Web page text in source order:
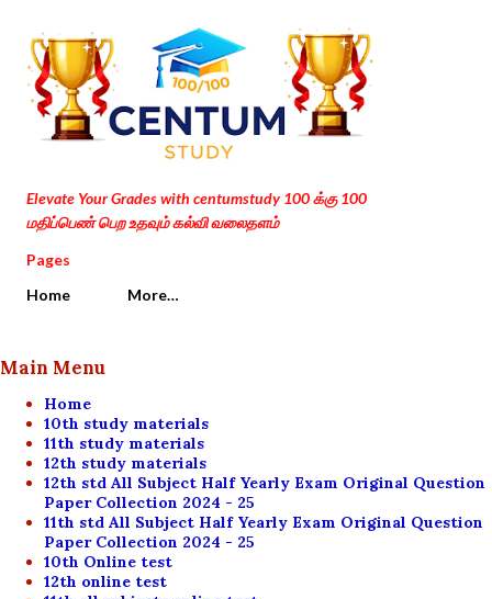
Skip to main content
Elevate Your Grades with centumstudy 100 க்கு 100
மதிப்பெண் பெற உதவும் கல்வி வலைதளம்
Pages
Home
More…
Main Menu
Home
10th study materials
11th study materials
12th study materials
12th std All Subject Half Yearly Exam Original Question
Paper Collection 2024 - 25
11th std All Subject Half Yearly Exam Original Question
Paper Collection 2024 - 25
10th Online test
12th online test